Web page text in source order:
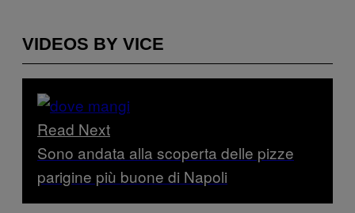
VIDEOS BY VICE
Read Next
Sono andata alla scoperta delle pizze
parigine più buone di Napoli